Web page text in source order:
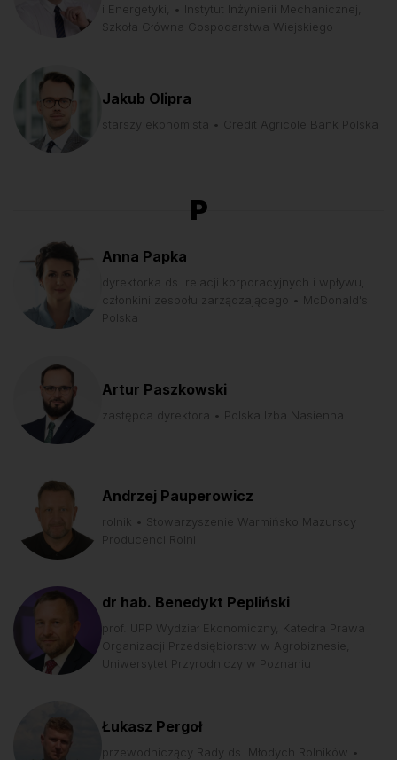
i Energetyki, • Instytut Inżynierii Mechanicznej,
Szkoła Główna Gospodarstwa Wiejskiego
Jakub Olipra
starszy ekonomista • Credit Agricole Bank Polska
P
Anna Papka
dyrektorka ds. relacji korporacyjnych i wpływu,
członkini zespołu zarządzającego • McDonald's
Polska
Artur Paszkowski
zastępca dyrektora • Polska Izba Nasienna
Andrzej Pauperowicz
rolnik • Stowarzyszenie Warmińsko Mazurscy
Producenci Rolni
dr hab. Benedykt Pepliński
prof. UPP Wydział Ekonomiczny, Katedra Prawa i
Organizacji Przedsiębiorstw w Agrobiznesie,
Uniwersytet Przyrodniczy w Poznaniu
Łukasz Pergoł
przewodniczący Rady ds. Młodych Rolników •